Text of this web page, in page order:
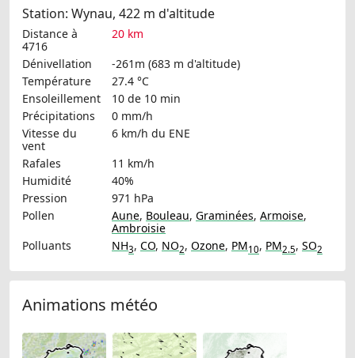
Station: Wynau, 422 m d'altitude
Distance à
4716
20 km
Dénivellation
-261m (683 m d'altitude)
Température
27.4 °C
Ensoleillement
10 de 10 min
Précipitations
0 mm/h
Vitesse du
vent
6 km/h du ENE
Rafales
11 km/h
Humidité
40%
Pression
971 hPa
Pollen
Aune, Bouleau, Graminées, Armoise,
Ambroisie
Polluants
NH3, CO, NO2, Ozone, PM10, PM2.5, SO2
Animations météo